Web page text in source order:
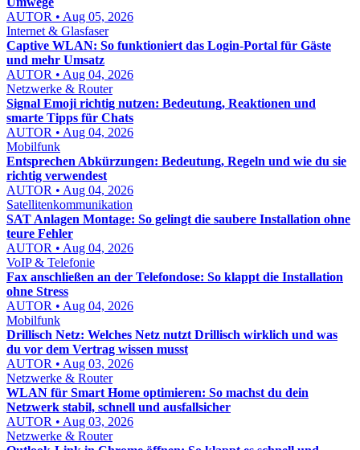
AUTOR • Aug 05, 2026
Internet & Glasfaser
Captive WLAN: So funktioniert das Login-Portal für Gäste
und mehr Umsatz
AUTOR • Aug 04, 2026
Netzwerke & Router
Signal Emoji richtig nutzen: Bedeutung, Reaktionen und
smarte Tipps für Chats
AUTOR • Aug 04, 2026
Mobilfunk
Entsprechen Abkürzungen: Bedeutung, Regeln und wie du sie
richtig verwendest
AUTOR • Aug 04, 2026
Satellitenkommunikation
SAT Anlagen Montage: So gelingt die saubere Installation ohne
teure Fehler
AUTOR • Aug 04, 2026
VoIP & Telefonie
Fax anschließen an der Telefondose: So klappt die Installation
ohne Stress
AUTOR • Aug 04, 2026
Mobilfunk
Drillisch Netz: Welches Netz nutzt Drillisch wirklich und was
du vor dem Vertrag wissen musst
AUTOR • Aug 03, 2026
Netzwerke & Router
WLAN für Smart Home optimieren: So machst du dein
Netzwerk stabil, schnell und ausfallsicher
AUTOR • Aug 03, 2026
Netzwerke & Router